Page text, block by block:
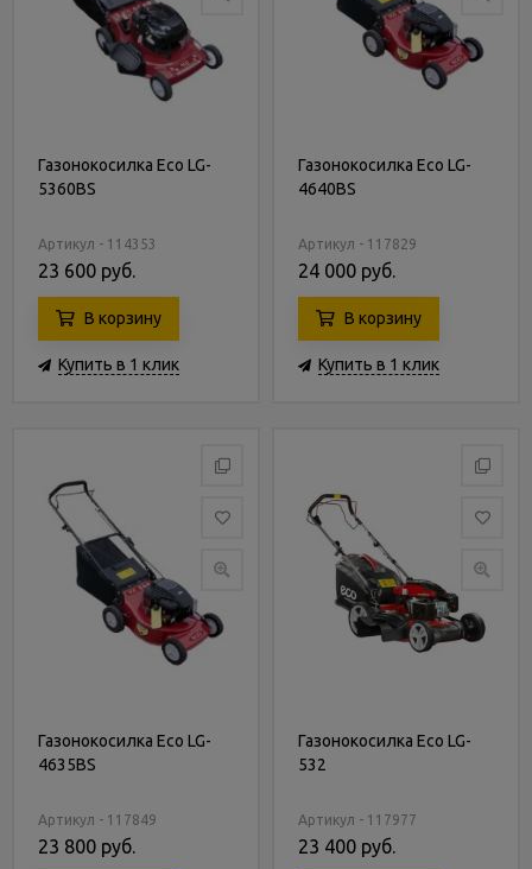
Газонокосилка Eco LG-
5360BS
Артикул - 114353
23 600 руб.
В корзину
Купить в 1 клик
Газонокосилка Eco LG-
4640BS
Артикул - 117829
24 000 руб.
В корзину
Купить в 1 клик
Газонокосилка Eco LG-
4635BS
Артикул - 117849
23 800 руб.
Газонокосилка Eco LG-
532
Артикул - 117977
23 400 руб.